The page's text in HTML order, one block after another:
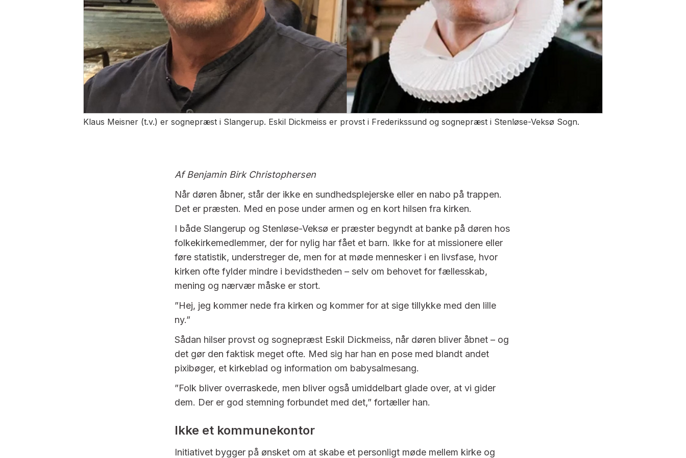
Klaus Meisner (t.v.) er sognepræst i Slangerup. Eskil Dickmeiss er provst i Frederikssund og sognepræst i Stenløse-Veksø Sogn.
Af Benjamin Birk Christophersen
Når døren åbner, står der ikke en sundhedsplejerske eller en nabo på trappen.
Det er præsten. Med en pose under armen og en kort hilsen fra kirken.
I både Slangerup og Stenløse-Veksø er præster begyndt at banke på døren hos
folkekirkemedlemmer, der for nylig har fået et barn. Ikke for at missionere eller
føre statistik, understreger de, men for at møde mennesker i en livsfase, hvor
kirken ofte fylder mindre i bevidstheden – selv om behovet for fællesskab,
mening og nærvær måske er stort.
”Hej, jeg kommer nede fra kirken og kommer for at sige tillykke med den lille
ny.”
Sådan hilser provst og sognepræst Eskil Dickmeiss, når døren bliver åbnet – og
det gør den faktisk meget ofte. Med sig har han en pose med blandt andet
pixibøger, et kirkeblad og information om babysalmesang.
”Folk bliver overraskede, men bliver også umiddelbart glade over, at vi gider
dem. Der er god stemning forbundet med det,” fortæller han.
Ikke et kommunekontor
Initiativet bygger på ønsket om at skabe et personligt møde mellem kirke og